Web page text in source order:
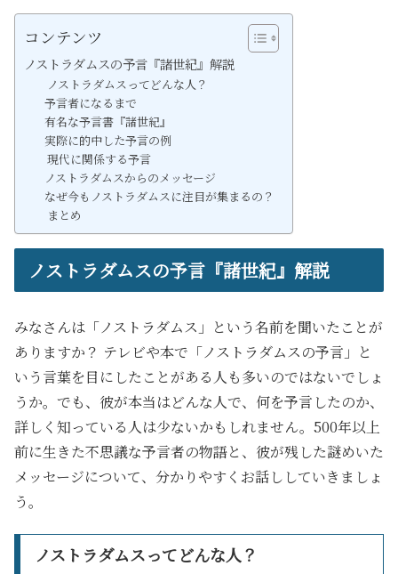
コンテンツ
ノストラダムスの予言『諸世紀』解説
ノストラダムスってどんな人？
予言者になるまで
有名な予言書『諸世紀』
実際に的中した予言の例
現代に関係する予言
ノストラダムスからのメッセージ
なぜ今もノストラダムスに注目が集まるの？
まとめ
ノストラダムスの予言『諸世紀』解説
みなさんは「ノストラダムス」という名前を聞いたことが
ありますか？ テレビや本で「ノストラダムスの予言」と
いう言葉を目にしたことがある人も多いのではないでしょ
うか。でも、彼が本当はどんな人で、何を予言したのか、
詳しく知っている人は少ないかもしれません。500年以上
前に生きた不思議な予言者の物語と、彼が残した謎めいた
メッセージについて、分かりやすくお話ししていきましょ
う。
ノストラダムスってどんな人？